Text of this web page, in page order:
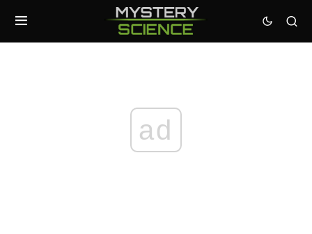
ad